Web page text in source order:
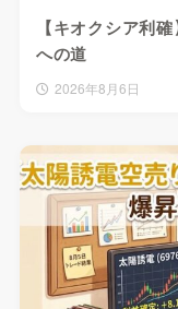
【キオクシア利
への道
2026年8月6日